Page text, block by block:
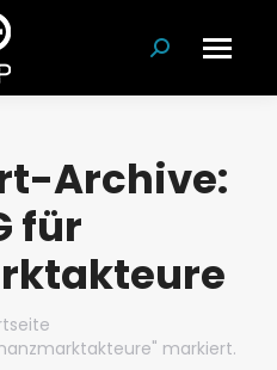
Suchen:
Archive:
für
markiert.